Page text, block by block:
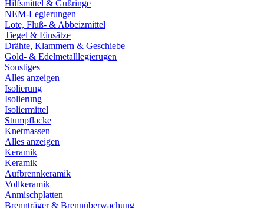
Hilfsmittel & Gußringe
NEM-Legierungen
Lote, Fluß- & Abbeizmittel
Tiegel & Einsätze
Drähte, Klammern & Geschiebe
Gold- & Edelmetalllegierugen
Sonstiges
Alles anzeigen
Isolierung
Isolierung
Isoliermittel
Stumpflacke
Knetmassen
Alles anzeigen
Keramik
Keramik
Aufbrennkeramik
Vollkeramik
Anmischplatten
Brennträger & Brennüberwachung